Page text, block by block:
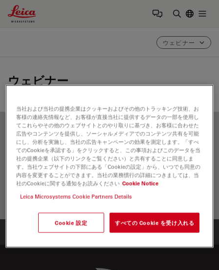
Leica Microsystems Logo
ウェビナー
ウェビナー
FILTER ARTICLES
コーティング
学びと共有 ウェビナー
当社および当社の提携企業はクッキーおよびその他のトラッキング技術、お
客様の連絡先情報など、お客様が直接当社に提供するデータの一部を使用し
てこれらやその他のウェブサイトとのやり取りに基づき、お客様に合わせた
広告やコンテンツを提供し、ソーシャルメディアでのコンテンツ共有を可能
にし、分析を実施し、当社の広告キャンペーンの効果を測定します。「すべ
てのCookieを承認する」をクリックすると、この事項およびこのデータを当
社の提携企業（以下のリンクをご覧ください）と共有することに同意しま
す。当社ウェブサイトの下部にある「Cookieの設定」から、いつでも同意の
内容を変更することができます。当社の業務慣行の詳細につきましては、当
社のCookieに関する通知をお読みください Cookie Notice
Leica Microsystems Cookie Partners Details
Cookie 設定 すべての Cookie を受け入れる